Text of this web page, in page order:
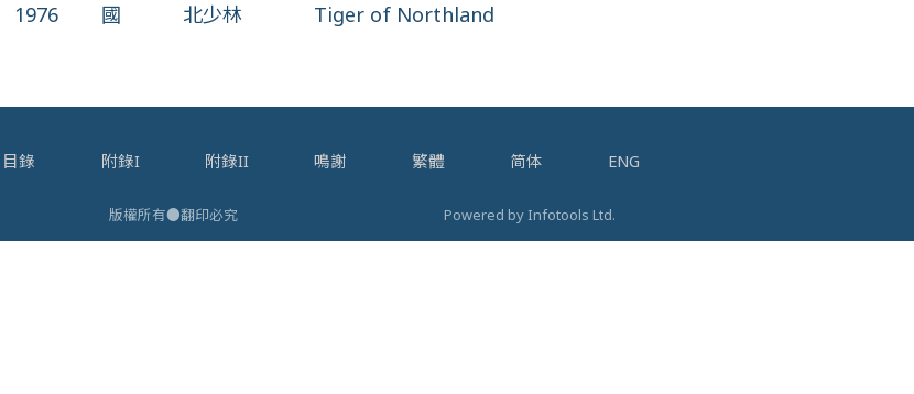
1976 國 北少林 Tiger of Northland
目錄 附錄I 附錄II 鳴謝 繁體 简体 ENG
版權所有●翻印必究 Powered by Infotools Ltd.